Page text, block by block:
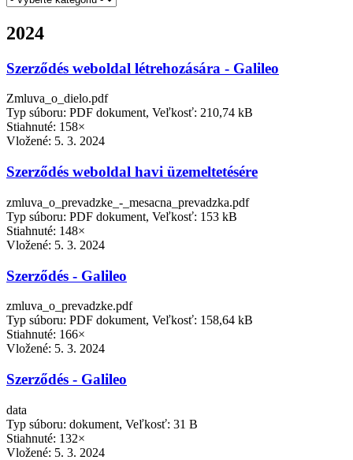
2024
Szerződés weboldal létrehozására - Galileo
Zmluva_o_dielo.pdf
Typ súboru: PDF dokument, Veľkosť: 210,74 kB
Stiahnuté: 158×
Vložené: 5. 3. 2024
Szerződés weboldal havi üzemeltetésére
zmluva_o_prevadzke_-_mesacna_prevadzka.pdf
Typ súboru: PDF dokument, Veľkosť: 153 kB
Stiahnuté: 148×
Vložené: 5. 3. 2024
Szerződés - Galileo
zmluva_o_prevadzke.pdf
Typ súboru: PDF dokument, Veľkosť: 158,64 kB
Stiahnuté: 166×
Vložené: 5. 3. 2024
Szerződés - Galileo
data
Typ súboru: dokument, Veľkosť: 31 B
Stiahnuté: 132×
Vložené: 5. 3. 2024